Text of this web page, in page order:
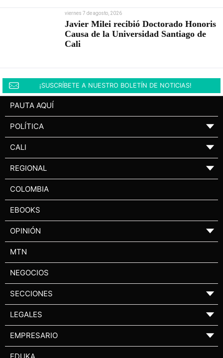
viernes 7 de agosto, 2026
Javier Milei recibió Doctorado Honoris
Causa de la Universidad Santiago de
Cali
¡SUSCRÍBETE A NUESTRO BOLETÍN DE NOTICIAS!
PAUTA AQUÍ
POLÍTICA ▼
CALI ▼
REGIONAL ▼
COLOMBIA
EBOOKS
OPINIÓN ▼
MTN
NEGOCIOS
SECCIONES ▼
LEGALES ▼
EMPRESARIO ▼
EDUKA